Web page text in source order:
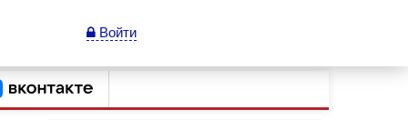
Войти